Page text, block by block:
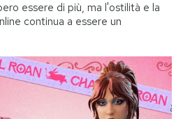
essere di più, ma l'ostilità e la
continua a essere un